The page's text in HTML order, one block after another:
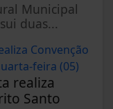
Municipal
duas...
realiza
Santo